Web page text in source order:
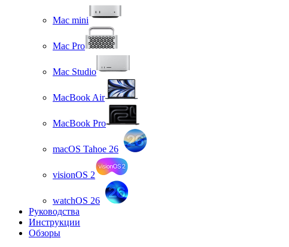
Mac mini
Mac Pro
Mac Studio
MacBook Air
MacBook Pro
macOS Tahoe 26
visionOS 2
watchOS 26
Руководства
Инструкции
Обзоры